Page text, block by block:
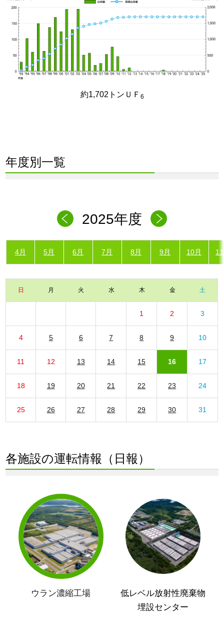
約1,702トンＵＦ 6
年度別一覧
2025年度
4月 5月 6月 7月 8月 9月 10月
日 月 火 水 木 金 土
1 2 3
4 5 6 7 8 9 10
11 12 13 14 15 16 17
18 19 20 21 22 23 24
25 26 27 28 29 30 31
各施設の運転情報（日報）
ウラン濃縮工場
低レベル放射性廃棄物
埋設センター